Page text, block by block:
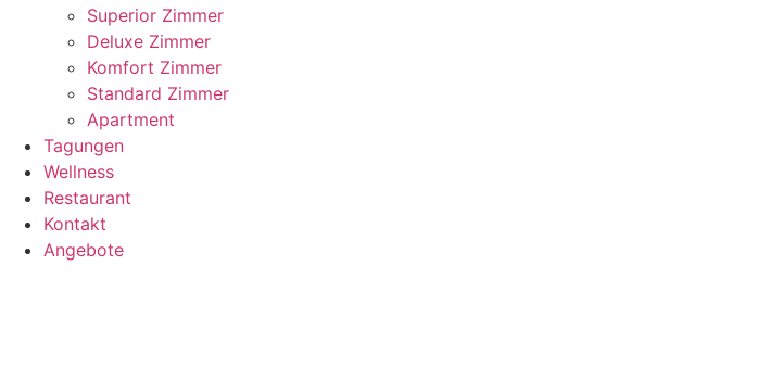
Superior Zimmer
Deluxe Zimmer
Komfort Zimmer
Standard Zimmer
Apartment
Tagungen
Wellness
Restaurant
Kontakt
Angebote